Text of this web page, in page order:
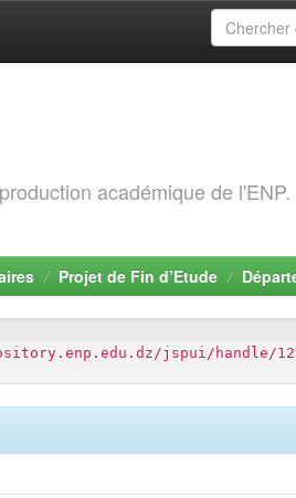
académique de
Projet de Fin d’Etude
jspui/handle/